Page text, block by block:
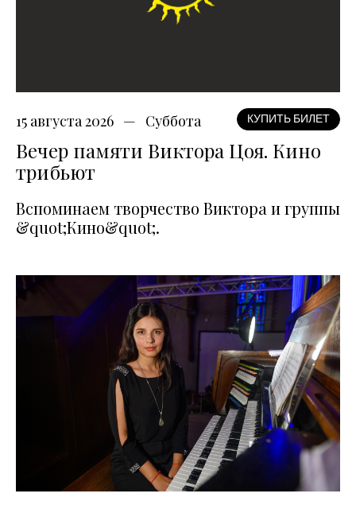
15 августа 2026 Суббота КУПИТЬ БИЛЕТ
Вечер памяти Виктора Цоя. Кино
трибьют
Вспоминаем творчество Виктора и группы
&quot;Кино&quot;.